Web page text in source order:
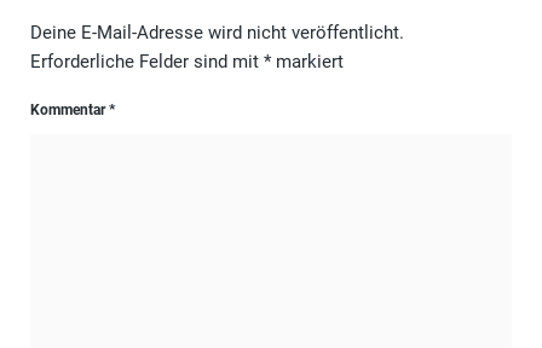
Deine E-Mail-Adresse wird nicht veröffentlicht.
Erforderliche Felder sind mit *markiert
Kommentar*